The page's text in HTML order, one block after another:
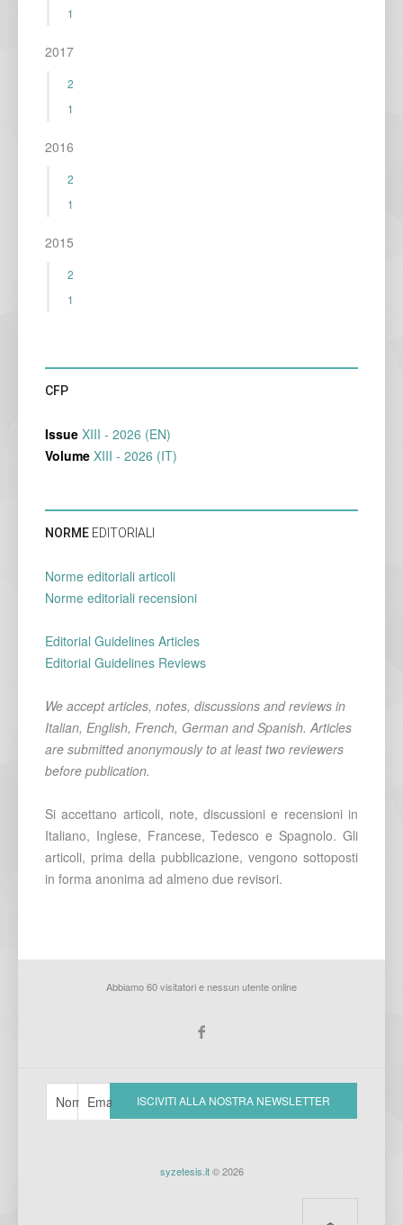
1
2017
2
1
2016
2
1
2015
2
1
CFP
Issue XIII - 2026 (EN)
Volume XIII - 2026 (IT)
NORME EDITORIALI
Norme editoriali articoli
Norme editoriali recensioni
Editorial Guidelines Articles
Editorial Guidelines Reviews
We accept articles, notes, discussions and reviews in
Italian, English, French, German and Spanish. Articles
are submitted anonymously to at least two reviewers
before publication.
Si accettano articoli, note, discussioni e recensioni in
Italiano, Inglese, Francese, Tedesco e Spagnolo. Gli
articoli, prima della pubblicazione, vengono sottoposti
in forma anonima ad almeno due revisori.
Abbiamo 60 visitatori e nessun utente online
syzetesis.it© 2026